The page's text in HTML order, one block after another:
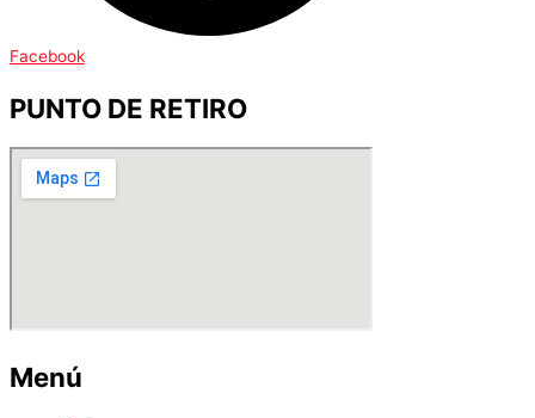
Facebook
PUNTO DE RETIRO
Menú